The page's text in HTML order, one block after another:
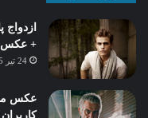
+ عکس
24 تیر 1405
عکس